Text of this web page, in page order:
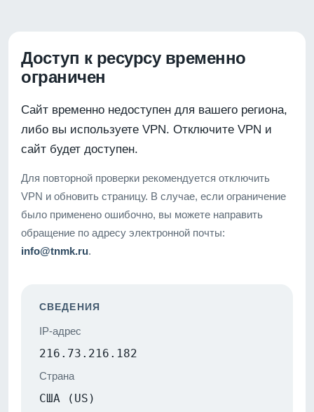
Доступ к ресурсу временно
ограничен
Сайт временно недоступен для вашего региона,
либо вы используете VPN. Отключите VPN и
сайт будет доступен.
Для повторной проверки рекомендуется отключить
VPN и обновить страницу. В случае, если ограничение
было применено ошибочно, вы можете направить
обращение по адресу электронной почты:
info@tnmk.ru.
СВЕДЕНИЯ
IP-адрес
216.73.216.182
Страна
США (US)